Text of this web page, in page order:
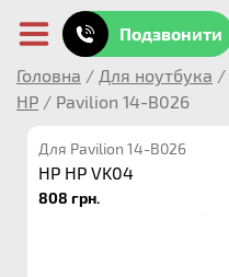
Подзвонити
Головна / Для ноутбука /
HP / Pavilion 14-B026
Для Pavilion 14-B026
HP HP VK04
808 грн.